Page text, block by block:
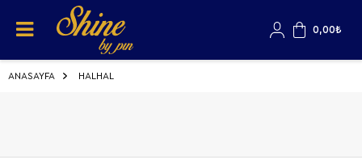
0,00₺
ANASAYFA HALHAL